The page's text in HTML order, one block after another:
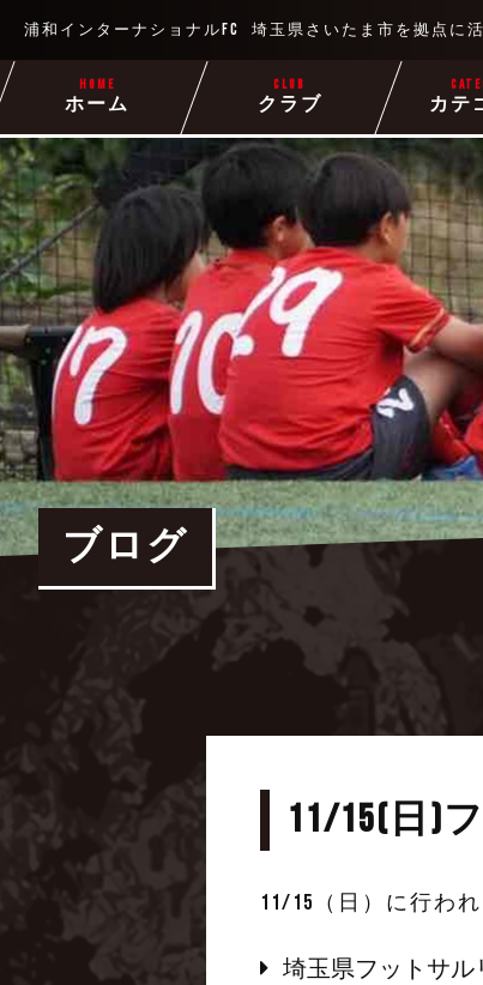
浦和インターナショナルFC 埼玉県さいたま市を拠点に
ホーム
HOME
クラブ
CLUB
カテ
ブログ
11/15(日)
11/15（日）に行わ
埼玉県フットサル